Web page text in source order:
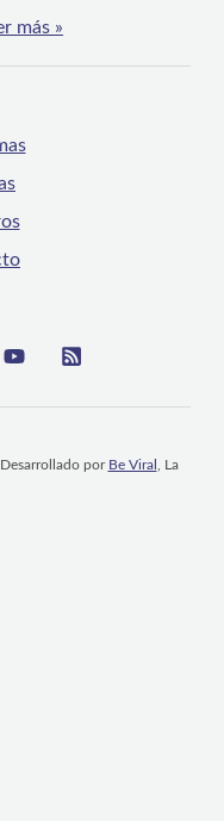
más »
por Be Viral , La